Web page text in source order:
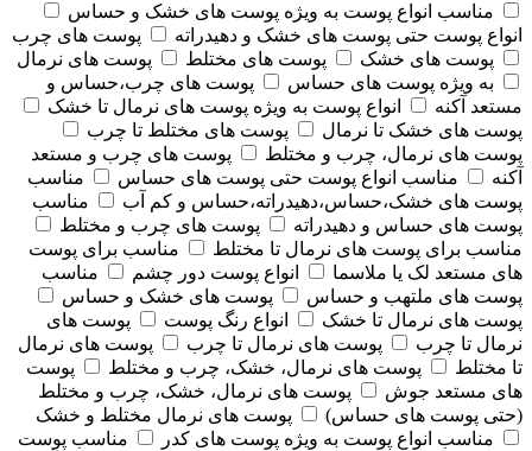
مناسب انواع پوست به ویژه پوست های خشک و حساس
انواع پوست حتی پوست های خشک و دهیدراته
پوست های چرب
پوست های خشک
پوست های مختلط
پوست های نرمال
به ویژه پوست های حساس
پوست های چرب،حساس و
مستعد آکنه
انواع پوست به ویژه پوست های نرمال تا خشک
پوست های خشک تا نرمال
پوست های مختلط تا چرب
پوست های نرمال، چرب و مختلط
پوست های چرب و مستعد
آکنه
مناسب انواع پوست حتی پوست های حساس
مناسب
پوست های خشک،حساس،دهیدراته،حساس و کم آب
مناسب
پوست های حساس و دهیدراته
پوست های چرب و مختلط
مناسب برای پوست های نرمال تا مختلط
مناسب برای پوست
های مستعد لک یا ملاسما
انواع پوست دور چشم
مناسب
پوست های ملتهب و حساس
پوست های خشک و حساس
پوست های نرمال تا خشک
انواع رنگ پوست
پوست های
نرمال تا چرب
پوست های نرمال تا چرب
پوست های نرمال
تا مختلط
پوست های نرمال، خشک، چرب و مختلط
پوست
های مستعد جوش
پوست های نرمال، خشک، چرب و مختلط
(حتی پوست های حساس)
پوست های نرمال مختلط و خشک
مناسب انواع پوست به ویژه پوست های کدر
مناسب پوست